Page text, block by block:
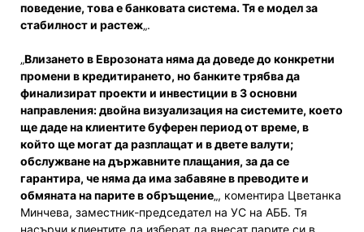
поведение, това е банковата система. Тя е модел за
стабилност и растеж„.
„Влизането в Eврозоната няма да доведе до конкретни
промени в кредитирането, но банките трябва да
финализират проекти и инвестиции в 3 основни
направления: двойна визуализация на системите, което
ще даде на клиентите буферен период от време, в
който ще могат да разплащат и в двете валути;
обслужване на държавните плащания, за да се
гарантира, че няма да има забавяне в преводите и
обмяната на парите в обръщение„, коментира Цветанка
Минчева, заместник-председател на УС на АББ. Тя